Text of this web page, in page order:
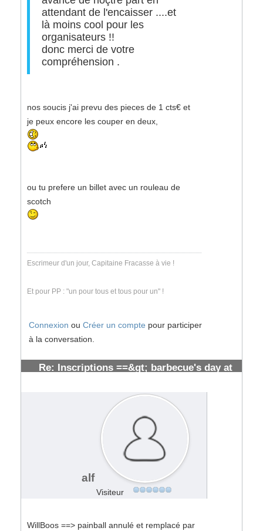
attendant de l'encaisser ....et
là moins cool pour les
organisateurs !!
donc merci de votre
compréhension .
nos soucis j'ai prevu des pieces de 1 cts€ et
je peux encore les couper en deux,
ou tu prefere un billet avec un rouleau de
scotch
Escrimeur d'un jour, Capitaine Fracasse à vie !
Et pour PP : "un pour tous et tous pour un" !
Connexion ou Créer un compte pour participer
à la conversation.
Re: Inscriptions ==&gt; barbecue's day at
alf
Visiteur
WillBoos ==> painball annulé et remplacé par